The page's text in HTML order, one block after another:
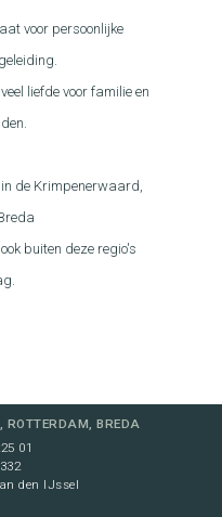
voor persoonlijke
liefde voor familie en
de Krimpenerwaard,
buiten deze regio's
ROTTERDAM, BREDA
01
den IJssel